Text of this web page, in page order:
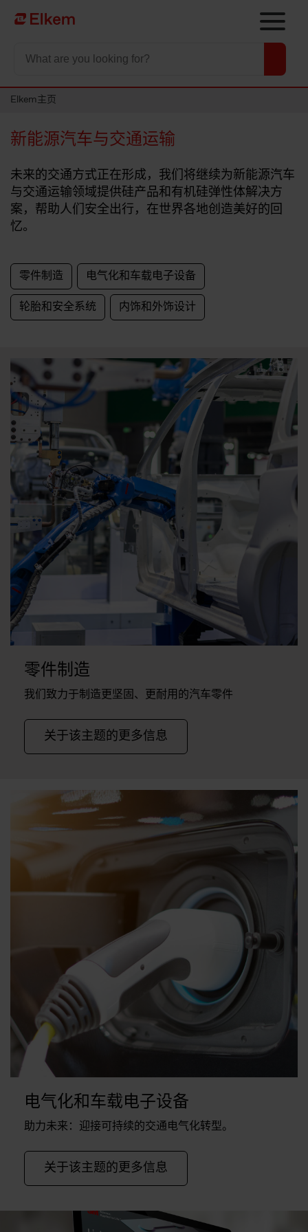
Skip to main content
To start page
Elkem主页
新能源汽车与交通运输
未来的交通方式正在形成，我们将继续为新能源汽车
与交通运输领域提供硅产品和有机硅弹性体解决方
案，帮助人们安全出行，在世界各地创造美好的回
忆。
零件制造 电气化和车载电子设备
轮胎和安全系统 内饰和外饰设计
零件制造
我们致力于制造更坚固、更耐用的汽车零件
关于该主题的更多信息
电气化和车载电子设备
助力未来：迎接可持续的交通电气化转型。
关于该主题的更多信息